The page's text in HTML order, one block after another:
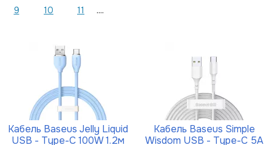
9 10 11 ....
Кабель Baseus Jelly Liquid
USB - Type-C 100W 1.2м
Кабель Baseus Simple
Wisdom USB - Type-C 5A